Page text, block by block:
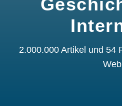
2.000.000 Artikel und 54
Web